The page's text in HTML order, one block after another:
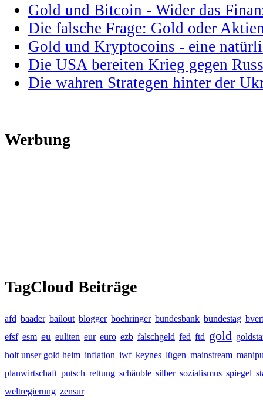
Gold und Bitcoin - Wider das
Die falsche Frage: Gold oder
Gold und Kryptocoins - eine
Die USA bereiten Krieg gegen
Die wahren Strategen hinter der
Werbung
TagCloud Beiträge
afd baader bailout blogger boehringer bundesbank bundestag
efsf esm eu euliten eur euro ezb falschgeld fed ftd gold
holt unser gold heim inflation iwf keynes lügen mainstream
planwirtschaft putsch rettung schäuble silber sozialismus spiegel
weltregierung zensur